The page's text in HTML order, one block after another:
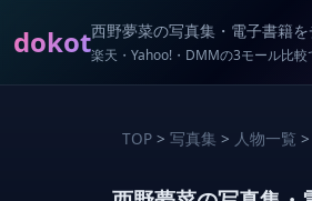
dokot西野夢菜の写真集・電子書籍を
楽天・Yahoo!・DMMの3モール比
TOP> 写真集 > 人物一覧